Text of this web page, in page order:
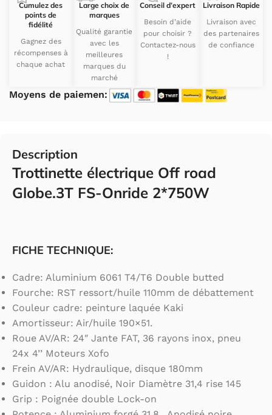
Cumulez des
points de
fidélité
Gagnez des
récompenses à
chaque achat
Large choix de
marques
Qualité garantie
avec les
meilleures
marques du
marché
Conseil d’expert
Besoin d’aide
pour choisir ?
Contactez-nous
!
Livraison Rapide
Livraison avec
des partenaires
de confiance
Moyens de paiemen:
Description
Trottinette électrique Off road
Globe.3T FS-Onride 2*750W
FICHE TECHNIQUE:
Cadre: Aluminium 6061 T4/T6 Double butted
Fourche: RST ressort/huile 110mm de débattement
Couleur cadre: peinture laquée Kaki
Amortisseur: Air/huile 190×51.
Roue AV/AR: 24″ Jante FAT, 36 rayons inox, pneu
24x 4’’ Moteurs Xofo
Frein AV/AR: Hydraulique, disque 180mm
Guidon : Alu anodisé, Noir Diamètre 31,4 rise 145
Grip : Poignée double Lock-on